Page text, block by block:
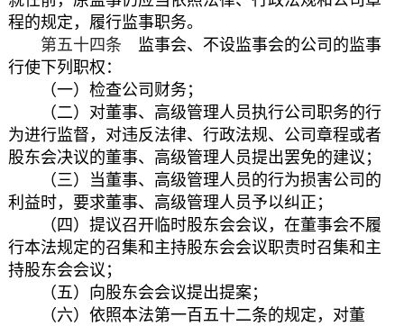
程的规定，履行监事职务。
第五十四条 监事会、不设监事会的公司的监事
行使下列职权：
（一）检查公司财务；
（二）对董事、高级管理人员执行公司职务的行
为进行监督，对违反法律、行政法规、公司章程或者
股东会决议的董事、高级管理人员提出罢免的建议；
（三）当董事、高级管理人员的行为损害公司的
利益时，要求董事、高级管理人员予以纠正；
（四）提议召开临时股东会会议，在董事会不履
行本法规定的召集和主持股东会会议职责时召集和主
持股东会会议；
（五）向股东会会议提出提案；
（六）依照本法第一百五十二条的规定，对董